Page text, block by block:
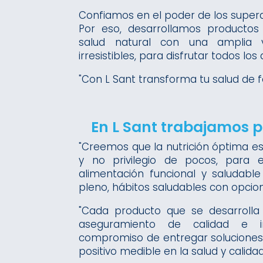
Confiamos en el poder de los
Por eso, desarrollamos
salud natural con una amplia
irresistibles, para disfrutar todos los
"Con L Sant transforma tu salud de
En L Sant trabajamos
"Creemos que la nutrición óptima
y no privilegio de pocos, para
alimentación funcional y
pleno, hábitos saludables con
"Cada producto que se
aseguramiento de calidad e
compromiso de entregar
positivo medible en la salud y